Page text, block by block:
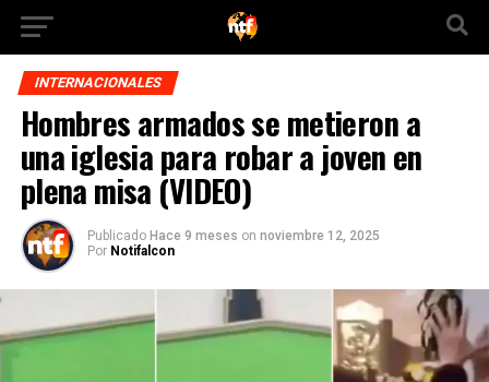
INTERNACIONALES
Hombres armados se metieron a
una iglesia para robar a joven en
plena misa (VIDEO)
Publicado Hace 9 meses on noviembre 12, 2025
Por Notifalcon